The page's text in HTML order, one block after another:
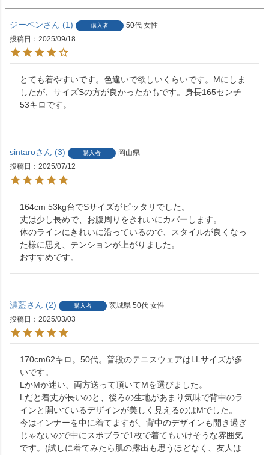
ジーベン 1 購入者 50代 女性
投稿日
2025/09/18
とても着やすいです。色違いで欲しいくらいです。Mにしま
したが、サイズSの方が良かったかもです。身長165センチ
sintaro 3 購入者
岡山県
投稿日
2025/07/12
164cm 53kg台でSサイズがピッタリでした。
丈は少し長めで、お腹周りをきれいにカバーします。
体のラインにきれいに沿っているので、スタイルが良くなっ
た様に思え、テンションが上がりました。
おすすめです。
濃藍 2 購入者 茨城県 50代 女性
投稿日
2025/03/03
170cm62キロ。50代。普段のテニスウェアはLLサイズが多
いです。
LかМか迷い、両方送って頂いてМを選びました。
Lだと着丈が長いのと、後ろの生地があまり気味で背中のラ
インと開いているデザインが美しく見えるのはМでした。
今はインナーを中に着てますが、背中のデザインも開き過ぎ
じゃないので中にスポブラで1枚で着てもいけそうな雰囲気
です。(試しに着てみたら肌の露出も思うほどなく、友人は